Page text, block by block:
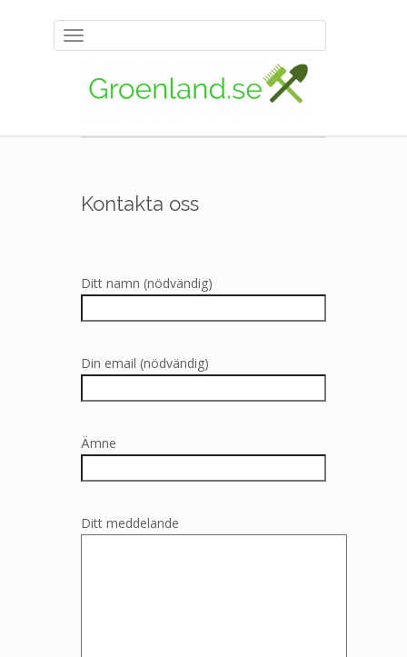
navigation
Kontakta oss
Ditt namn (nödvändig)
Din email (nödvändig)
Ämne
Ditt meddelande